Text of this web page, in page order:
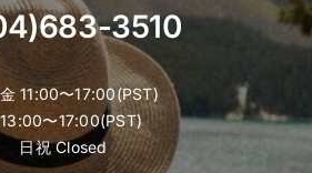
3510
11:00〜17:00(PST)
〜17:00(PST)
日祝 Closed